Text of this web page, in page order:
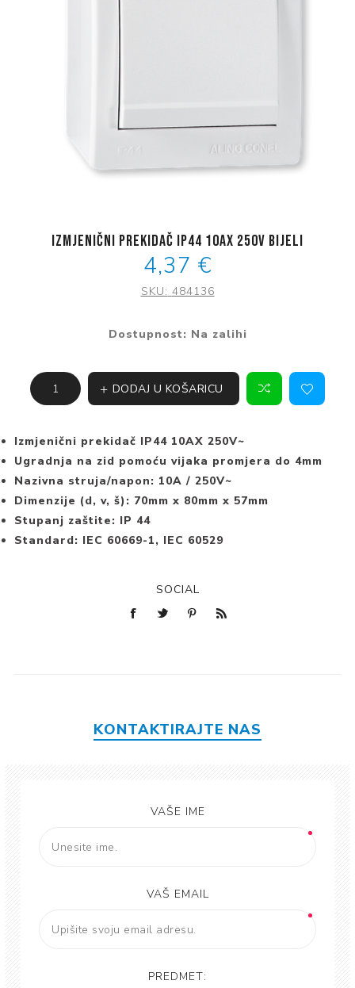
Izmjenični prekidač IP44 10AX 250V bijeli
4,37 €
SKU: 484136
Dostupnost: Na zalihi
DODAJ U KOŠARICU
Izmjenični prekidač IP44 10AX 250V~
Ugradnja na zid pomoću vijaka promjera do 4mm
Nazivna struja/napon: 10A / 250V~
Dimenzije (d, v, š): 70mm x 80mm x 57mm
Stupanj zaštite: IP 44
Standard: IEC 60669-1, IEC 60529
SOCIAL
KONTAKTIRAJTE NAS
VAŠE IME
VAŠ EMAIL
PREDMET: